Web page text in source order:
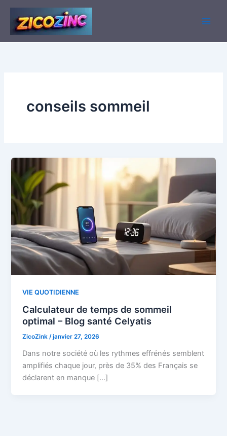
Aller
contenu
conseils sommeil
VIE QUOTIDIENNE
Calculateur de temps de sommeil
optimal – Blog santé Celyatis
ZicoZink/janvier 27, 2026
Dans notre société où les rythmes effrénés semblent
amplifiés chaque jour, près de 35% des Français se
déclarent en manque […]